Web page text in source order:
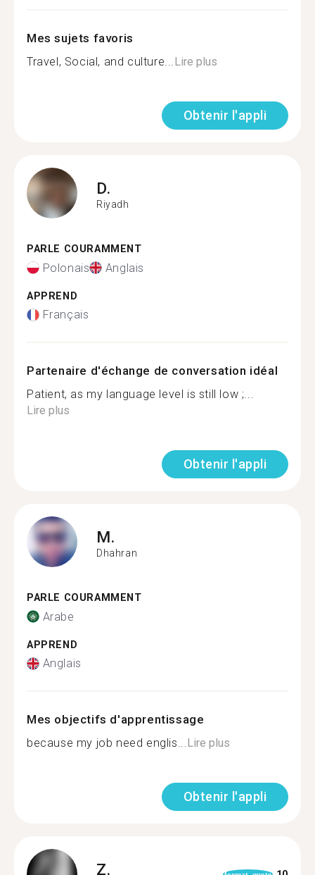
Mes sujets favoris
Travel, Social, and culture...Lire plus
Obtenir l'appli
D.
Riyadh
PARLE COURAMMENT
Polonais Anglais
APPREND
Français
Partenaire d'échange de conversation idéal
Patient, as my language level is still low ;...
Lire plus
Obtenir l'appli
M.
Dhahran
PARLE COURAMMENT
Arabe
APPREND
Anglais
Mes objectifs d'apprentissage
because my job need englis...Lire plus
Obtenir l'appli
Z.